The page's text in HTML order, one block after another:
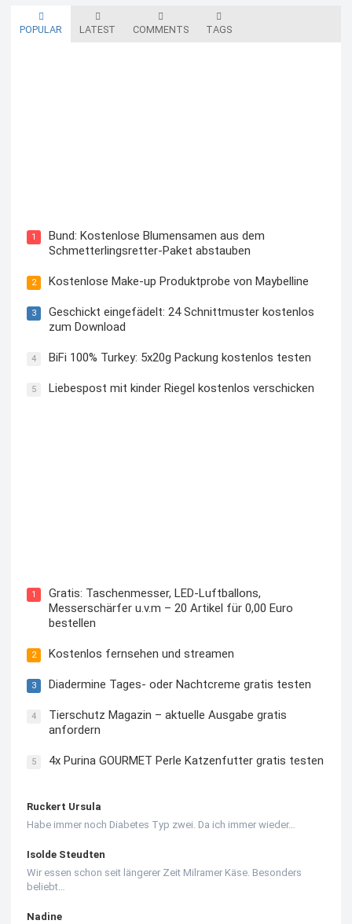
POPULAR LATEST COMMENTS TAGS
1
Bund: Kostenlose Blumensamen aus dem
Schmetterlingsretter-Paket abstauben
2 Kostenlose Make-up Produktprobe von Maybelline
3
Geschickt eingefädelt: 24 Schnittmuster kostenlos
zum Download
4 BiFi 100% Turkey: 5x20g Packung kostenlos testen
5 Liebespost mit kinder Riegel kostenlos verschicken
1
Gratis: Taschenmesser, LED-Luftballons,
Messerschärfer u.v.m – 20 Artikel für 0,00 Euro
bestellen
2 Kostenlos fernsehen und streamen
3 Diadermine Tages- oder Nachtcreme gratis testen
4
Tierschutz Magazin – aktuelle Ausgabe gratis
anfordern
5 4x Purina GOURMET Perle Katzenfutter gratis testen
Ruckert Ursula
Habe immer noch Diabetes Typ zwei. Da ich immer wieder…
Isolde Steudten
Wir essen schon seit längerer Zeit Milramer Käse. Besonders
beliebt…
Nadine